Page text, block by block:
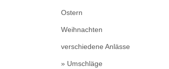
Ostern
Weihnachten
verschiedene Anlässe
» Umschläge